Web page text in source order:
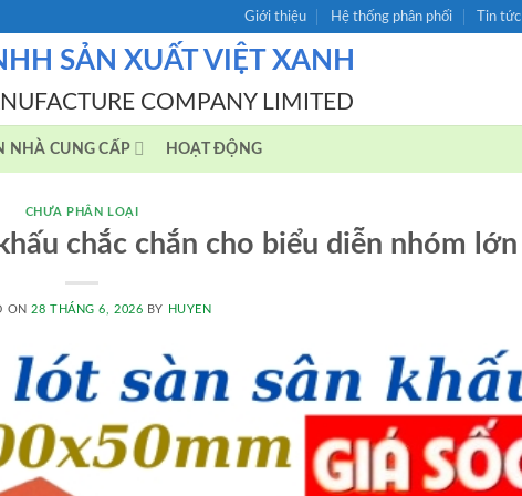
Giới thiệu Hệ thống phân phối Tin tức
SẢN XUẤT VIỆT XANH
COMPANY LIMITED
NHÀ CUNG CẤP HOẠT ĐỘNG
CHƯA PHÂN LOẠI
chắc chắn cho biểu diễn nhóm lớn
ON28 THÁNG 6, 2026 BY HUYEN